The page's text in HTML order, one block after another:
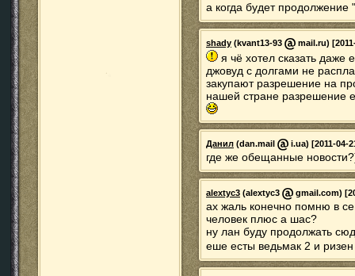
а когда будет продолжение
shady (kvant13-93 mail.ru)
я чё хотел сказать даже
джовуд с долгами не
закупают разрешение на
нашей стране разрешение
Данил (dan.mail i.ua) [2011-04-
где же обещанные
alextyc3 (alextyc3 gmail.com)
ах жаль конечно помню в
человек плюс а шас?
ну лан буду продолжать
еше есты ведьмак 2 и